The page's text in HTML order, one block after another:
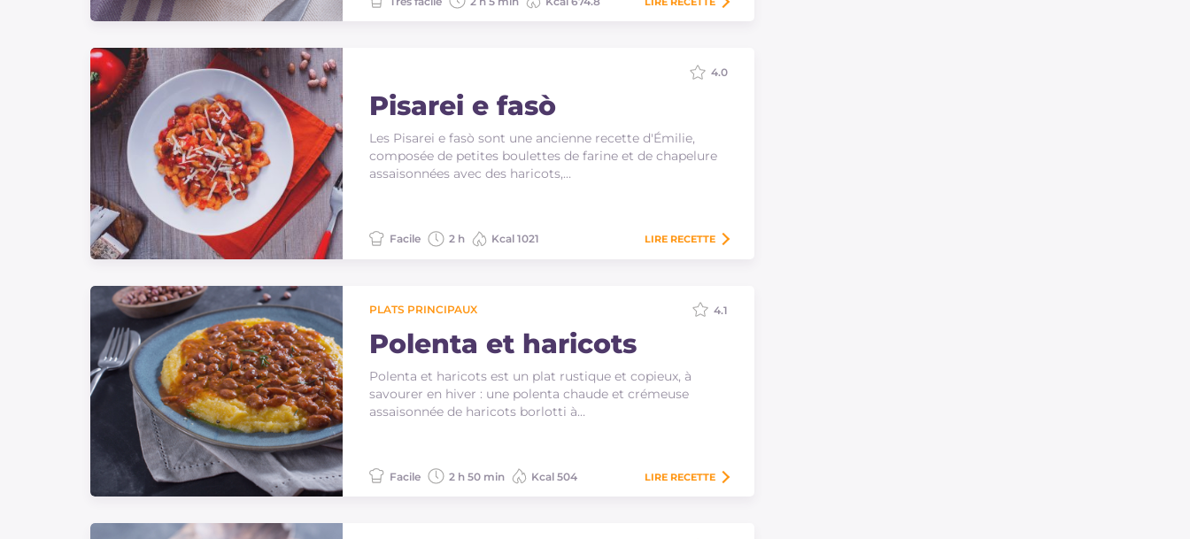
Pisarei e fasò
Les Pisarei e fasò sont une ancienne recette d'Émilie,
composée de petites boulettes de farine et de chapelure
assaisonnées avec des haricots,…
4.0
Facile 2 h Kcal 1021 LIRE RECETTE
PLATS PRINCIPAUX
Polenta et haricots
Polenta et haricots est un plat rustique et copieux, à
savourer en hiver : une polenta chaude et crémeuse
assaisonnée de haricots borlotti à…
4.1
Facile 2 h 50 min Kcal 504 LIRE RECETTE